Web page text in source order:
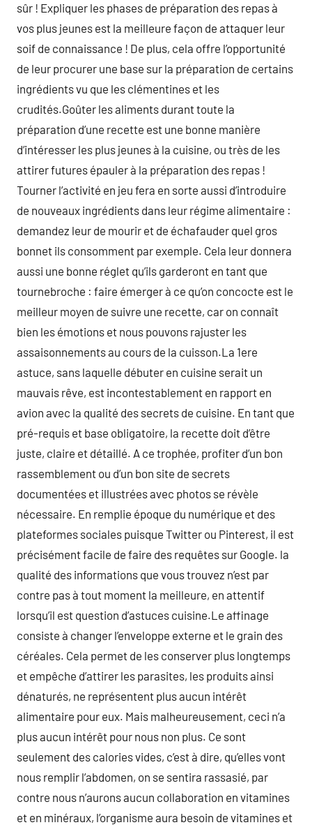
sûr ! Expliquer les phases de préparation des repas à
vos plus jeunes est la meilleure façon de attaquer leur
soif de connaissance ! De plus, cela offre l’opportunité
de leur procurer une base sur la préparation de certains
ingrédients vu que les clémentines et les
crudités.Goûter les aliments durant toute la
préparation d’une recette est une bonne manière
d’intéresser les plus jeunes à la cuisine, ou très de les
attirer futures épauler à la préparation des repas !
Tourner l’activité en jeu fera en sorte aussi d’introduire
de nouveaux ingrédients dans leur régime alimentaire :
demandez leur de mourir et de échafauder quel gros
bonnet ils consomment par exemple. Cela leur donnera
aussi une bonne réglet qu’ils garderont en tant que
tournebroche : faire émerger à ce qu’on concocte est le
meilleur moyen de suivre une recette, car on connaît
bien les émotions et nous pouvons rajuster les
assaisonnements au cours de la cuisson.La 1ere
astuce, sans laquelle débuter en cuisine serait un
mauvais rêve, est incontestablement en rapport en
avion avec la qualité des secrets de cuisine. En tant que
pré-requis et base obligatoire, la recette doit d’être
juste, claire et détaillé. A ce trophée, profiter d’un bon
rassemblement ou d’un bon site de secrets
documentées et illustrées avec photos se révèle
nécessaire. En remplie époque du numérique et des
plateformes sociales puisque Twitter ou Pinterest, il est
précisément facile de faire des requêtes sur Google. la
qualité des informations que vous trouvez n’est par
contre pas à tout moment la meilleure, en attentif
lorsqu’il est question d’astuces cuisine.Le affinage
consiste à changer l’enveloppe externe et le grain des
céréales. Cela permet de les conserver plus longtemps
et empêche d’attirer les parasites, les produits ainsi
dénaturés, ne représentent plus aucun intérêt
alimentaire pour eux. Mais malheureusement, ceci n’a
plus aucun intérêt pour nous non plus. Ce sont
seulement des calories vides, c’est à dire, qu’elles vont
nous remplir l’abdomen, on se sentira rassasié, par
contre nous n’aurons aucun collaboration en vitamines
et en minéraux, l’organisme aura besoin de vitamines et